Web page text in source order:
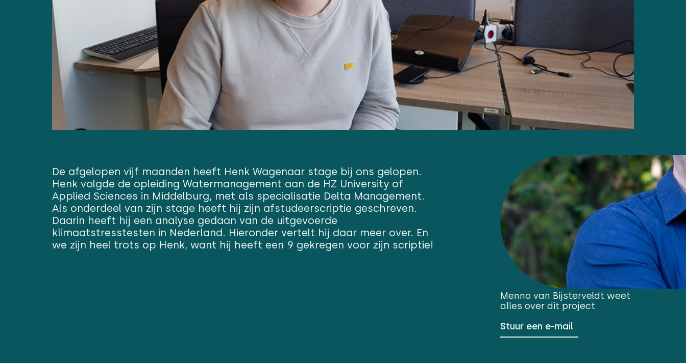
De afgelopen vijf maanden heeft Henk Wagenaar stage bij ons gelopen.
Henk volgde de opleiding Watermanagement aan de HZ University of
Applied Sciences in Middelburg, met als specialisatie Delta Management.
Als onderdeel van zijn stage heeft hij zijn afstudeerscriptie geschreven.
Daarin heeft hij een analyse gedaan van de uitgevoerde
klimaatstresstesten in Nederland. Hieronder vertelt hij daar meer over. En
we zijn heel trots op Henk, want hij heeft een 9 gekregen voor zijn scriptie!
Menno van Bijsterveldt weet
alles over dit project
Stuur een e-mail